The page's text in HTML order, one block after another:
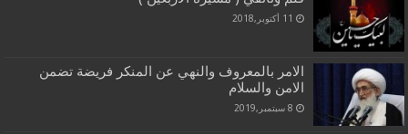
11 أكتوبر,2018
الامر بالمعروف والنهي عن المنكر فريضة تضمن
الامن والسلام
8 سبتمبر,2019